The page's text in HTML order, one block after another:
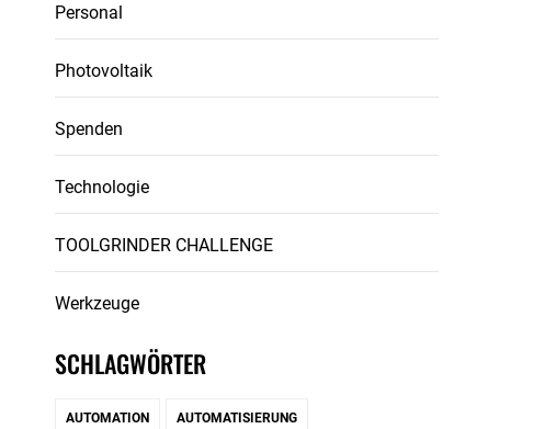
Personal
Photovoltaik
Spenden
Technologie
TOOLGRINDER CHALLENGE
Werkzeuge
SCHLAGWÖRTER
AUTOMATION AUTOMATISIERUNG